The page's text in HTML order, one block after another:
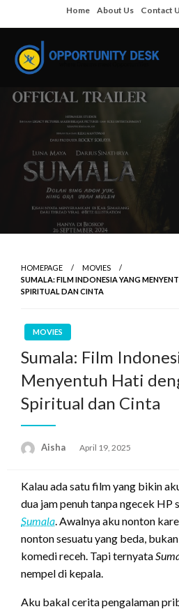
to
content
Home About Us Contact
Opportunity Desk
Empowering Your Path to
HOMEPAGE
MOVIES
SUMALA: FILM INDONESIA YANG
SPIRITUAL DAN CINTA
MOVIES
Sumala: Film
Menyentuh Hati
Spiritual dan Cinta
Aisha
Posted
April 19, 2025
Kalau ada satu film yang bikin
dua jam penuh tanpa ngecek HP
Sumala . Awalnya aku nonton
nonton sesuatu yang beda,
komedi receh. Tapi ternyata
nempel di kepala.
Aku bakal cerita pengalaman